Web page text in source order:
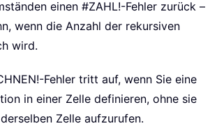
einen #ZAHL!-Fehler zurück –
wenn die Anzahl der rekursiven
wird.
Fehler tritt auf, wenn Sie eine
in einer Zelle definieren, ohne sie
Zelle aufzurufen.